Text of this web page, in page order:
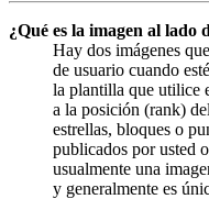
¿Qué es la imagen al lado
Hay dos imágenes
de usuario cuando
la plantilla que utilice
a la posición (rank)
estrellas, bloques o
publicados por usted
usualmente una
y generalmente es